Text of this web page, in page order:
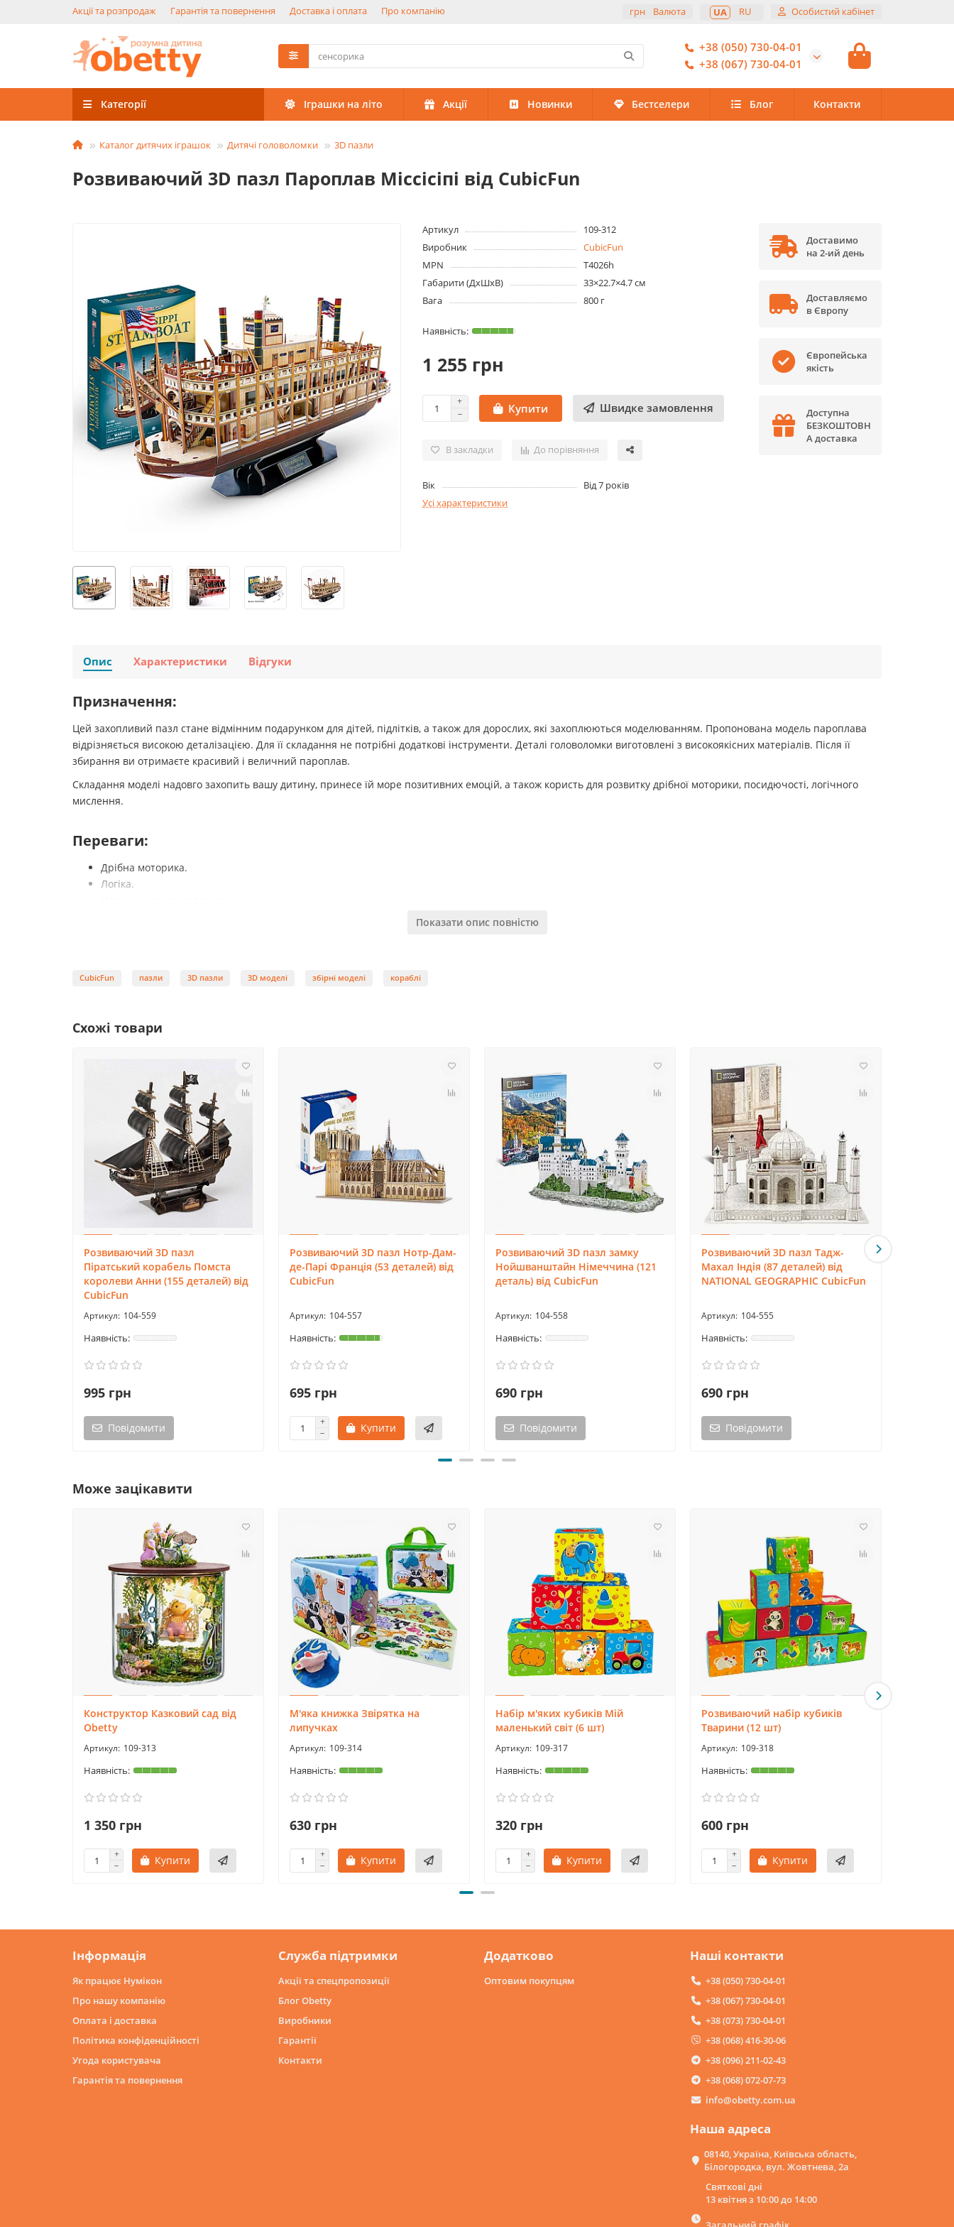
Акції та розпродаж Гарантія та повернення Доставка і оплата Про компанію грн Валюта UA RU Особистий кабінет
+38 (050) 730-04-01
+38 (067) 730-04-01
Категорії Іграшки на літо Акції Новинки Бестселери Блог Контакти
Каталог дитячих іграшок Дитячі головоломки 3D пазли
Розвиваючий 3D пазл Пароплав Міссісіпі від CubicFun
Артикул
109-312
Виробник
CubicFun
MPN
T4026h
Габарити (ДхШхВ)
33×22.7×4.7 см
Вага
800 г
1 255 грн
Купити Швидке замовлення
В закладки До порівняння
Вік
Від 7 років
Усі характеристики
Доставимо
на 2-ий день
Доставляємо
в Європу
Європейська
якість
Доступна
БЕЗКОШТОВН
А доставка
Опис Характеристики Відгуки
Призначення:
Цей захопливий пазл стане відмінним подарунком для дітей, підлітків, а також для дорослих, які захоплюються моделюванням. Пропонована модель пароплава
відрізняється високою деталізацією. Для її складання не потрібні додаткові інструменти. Деталі головоломки виготовлені з високоякісних матеріалів. Після її
збирання ви отримаєте красивий і величний пароплав.
Складання моделі надовго захопить вашу дитину, принесе їй море позитивних емоцій, а також користь для розвитку дрібної моторики, посидючості, логічного
мислення.
Переваги:
Дрібна моторика.
Логіка.
Комплектація:
Кому підійде?
Розвиваючий 3D пазл Пароплав Міссісіпі
Показати опис повністю
CubicFun пазли 3D пазли 3D моделі збірні моделі кораблі
Схожі товари
Розвиваючий 3D пазл
Піратський корабель Помста
королеви Анни (155 деталей) від
CubicFun
104-559
995 грн
Повідомити
Розвиваючий 3D пазл Нотр-Дам-
де-Парі Франція (53 деталей) від
CubicFun
104-557
695 грн
Купити
Розвиваючий 3D пазл замку
Нойшванштайн Німеччина (121
деталь) від CubicFun
104-558
690 грн
Повідомити
Розвиваючий 3D пазл Тадж-
Махал Індія (87 деталей) від
NATIONAL GEOGRAPHIC CubicFun
104-555
690 грн
Повідомити
Може зацікавити
Конструктор Казковий сад від
Obetty
109-313
1 350 грн
Купити
М'яка книжка Звірятка на
липучках
109-314
630 грн
Купити
Набір м'яких кубиків Мій
маленький світ (6 шт)
109-317
320 грн
Купити
Розвиваючий набір кубиків
Тварини (12 шт)
109-318
600 грн
Купити
Інформація
Як працює Нумікон
Про нашу компанію
Оплата і доставка
Політика конфіденційності
Угода користувача
Гарантія та повернення
Служба підтримки
Акції та спецпропозиції
Блог Obetty
Виробники
Гарантії
Контакти
Додатково
Оптовим покупцям
Наші контакти
+38 (050) 730-04-01
+38 (067) 730-04-01
+38 (073) 730-04-01
+38 (068) 416-30-06
+38 (096) 211-02-43
+38 (068) 072-07-73
info@obetty.com.ua
Наша адреса
08140, Україна, Київська область,
Білогородка, вул. Жовтнева, 2а
Святкові дні
13 квітня з 10:00 до 14:00